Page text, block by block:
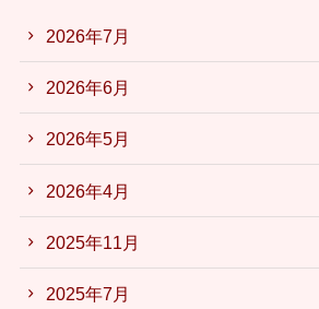
2026年7月
2026年6月
2026年5月
2026年4月
2025年11月
2025年7月